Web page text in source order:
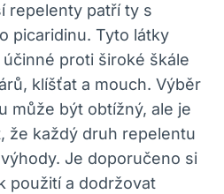
repelenty patří ty s
picaridinu. Tyto látky
proti široké škále
klíšťat a mouch. Výběr
může být obtížný, ale je
že každý druh repelentu
Je doporučeno si
použití a dodržovat